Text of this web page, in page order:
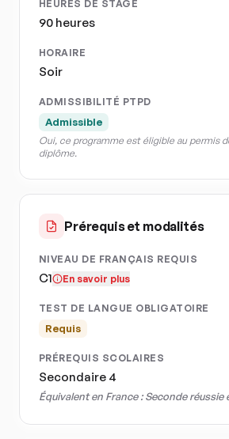
HEURES DE STAGE
90 heures
HORAIRE
Soir
ADMISSIBILITÉ PTPD
Admissible
Oui, ce programme est éligible au permis
diplôme.
Prérequis et modalités
NIVEAU DE FRANÇAIS REQUIS
C1 En savoir plus
TEST DE LANGUE OBLIGATOIRE
Requis
PRÉREQUIS SCOLAIRES
Secondaire 4
Équivalent en France :Seconde réussie